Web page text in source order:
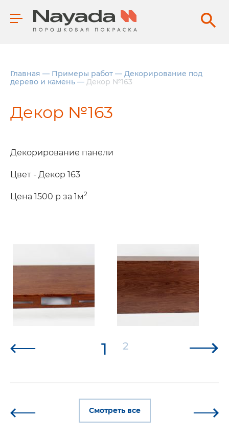
Главная — Примеры работ — Декорирование под
дерево и камень — Декор №163
Декор №163
Декорирование панели
Цвет - Декор 163
Цена 1500 р за 1м2
1 2
Смотреть все